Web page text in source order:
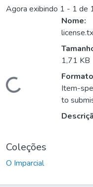
Agora exibindo 1 - 1 de
Carregando...
Nome:
1,71 KB
Item-
to
Coleções
O Imparcial